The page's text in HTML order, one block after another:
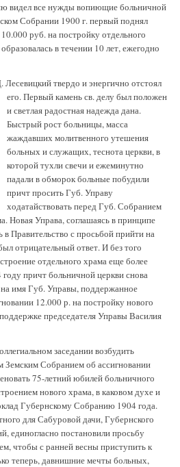
видел все нужды вопиющие больничной
Собрании 1900 г. первый поднял
руб. на постройку отдельного
в течении 10 лет, ежегодно
твердо и энергично отстоял
его. Первый каменьсв. делу был положен
и светлая радостная надежда дана.
Быстрый рост больницы, масса
жаждавших молитвенного утешения
больных и служащих, теснота церкви, в
которой тухли свечи и ежеминутно
падали в обморок больные побудили
причт просить Губ. Управу
ходатайствовать перед Губ. Собранием
Новая Управа, соглашаясь в принципе
в Правительство с просьбой прийти на
отрицательный ответ. И без того
отдельного храма еще более
году причт больничной церкви снова
на имя Губ. Управы, поддержанное
12.000 р. на постройку нового
председателя Управы Василия
заседании возбудить
Земским Собранием об ассигновании
75-летний юбилей больничного
нового храма, в каковом духе и
Губернскому Собранию 1904 года.
для Сабуровой дачи, Губернского
единогласно постановили просьбу
чтобы с ранней весны приступить к
теперь, давнишние мечты больных,